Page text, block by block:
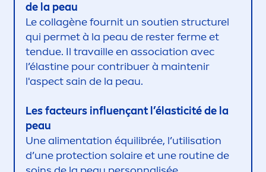
de la peau
Le collagène fournit un soutien structurel
qui permet à la peau de rester ferme et
tendue. Il travaille en association avec
l’élastine pour contribuer à maintenir
l'aspect sain de la peau.
Les facteurs influençant l’élasticité de la
peau
Une alimentation équilibrée, l’utilisation
d’une protection solaire et une routine de